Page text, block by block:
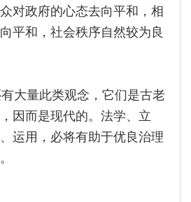
对政府的心态去向平和，相
平和，社会秩序自然较为良
大量此类观念，它们是古老
因而是现代的。法学、立
运用，必将有助于优良治理